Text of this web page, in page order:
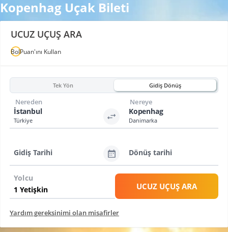
Kopenhag Uçak Bileti
UCUZ UÇUŞ ARA
BolPuan'ını Kullan
Tek Yön Gidiş Dönüş
İstanbul
Türkiye
Nereden
Kopenhag
Danimarka
Nereye
Gidiş Tarihi Dönüş tarihi
Yolcu
UCUZ UÇUŞ ARA
Yardım gereksinimi olan misafirler